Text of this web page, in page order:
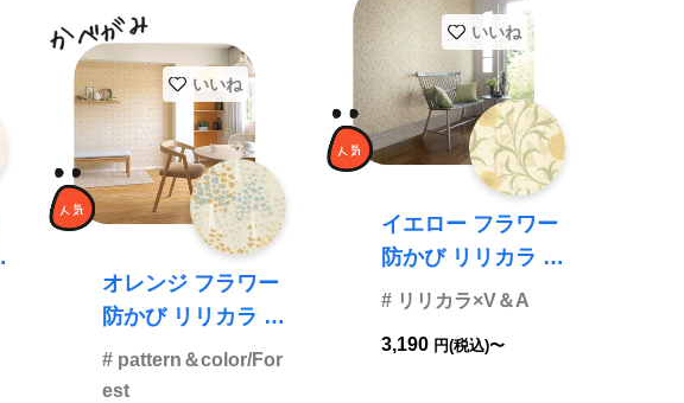
いいね
オレンジ フラワー
防かび リリカラ L
V2059
# pattern＆color/For
est
いいね
イエロー フラワー
防かび リリカラ L
V2005
# リリカラ×V＆A
3,190 円(税込)〜